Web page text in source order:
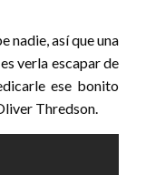
nadie, así que una
es verla escapar de
ese bonito
Thredson.